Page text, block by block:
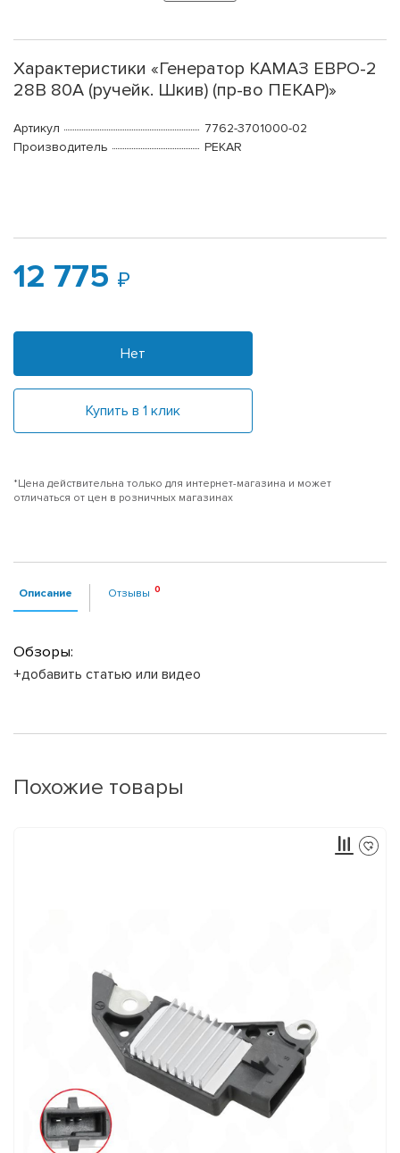
Характеристики «Генератор КАМАЗ ЕВРО-2
28В 80А (ручейк. Шкив) (пр-во ПЕКАР)»
Артикул
7762-3701000-02
Производитель
PEKAR
12 775
Нет
Купить в 1 клик
*Цена действительна только для интернет-магазина и может
отличаться от цен в розничных магазинах
Описание Отзывы
Обзоры:
+добавить статью или видео
Похожие товары